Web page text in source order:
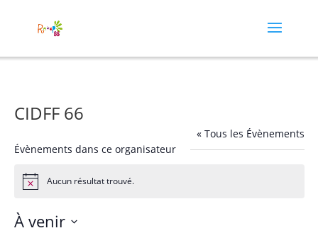
CIDFF 66
« Tous les Évènements
Évènements dans ce organisateur
NoticeAucun résultat trouvé.
À venir